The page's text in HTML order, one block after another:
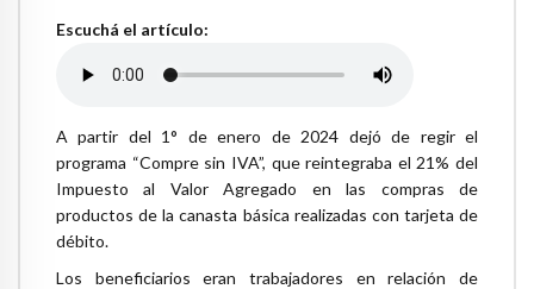
Escuchá el artículo:
A partir del 1° de enero de 2024 dejó de regir el
programa “Compre sin IVA”, que reintegraba el 21% del
Impuesto al Valor Agregado en las compras de
productos de la canasta básica realizadas con tarjeta de
débito.
Los beneficiarios eran trabajadores en relación de